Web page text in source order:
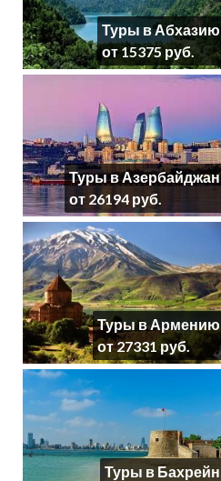
Туры в Абхазию
от 15375 руб.
Туры в Азербайджан
от 26194 руб.
Туры в Армению
от 27331 руб.
Туры в Бахрейн